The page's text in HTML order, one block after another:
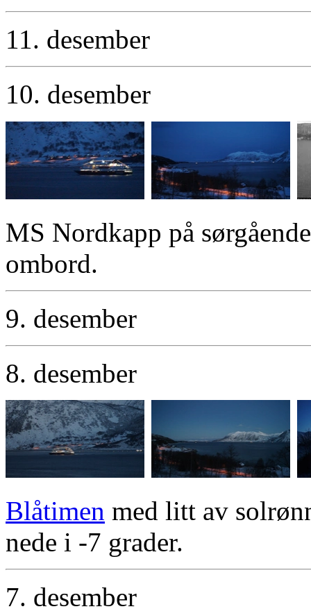
11. desember
10. desember
MS Nordkapp på
ombord.
9. desember
8. desember
Blåtimen med litt av
nede i -7 grader.
7. desember